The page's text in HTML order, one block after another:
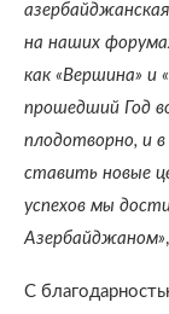
на наших
как «Вершина»
прошедший Год
плодотворно, и
ставить новые
успехов мы
Азербайджаном»
С